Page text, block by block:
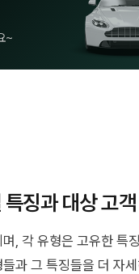
~
징과 대상 고객
, 각 유형은 고유한
과 그 특징들을 더 자